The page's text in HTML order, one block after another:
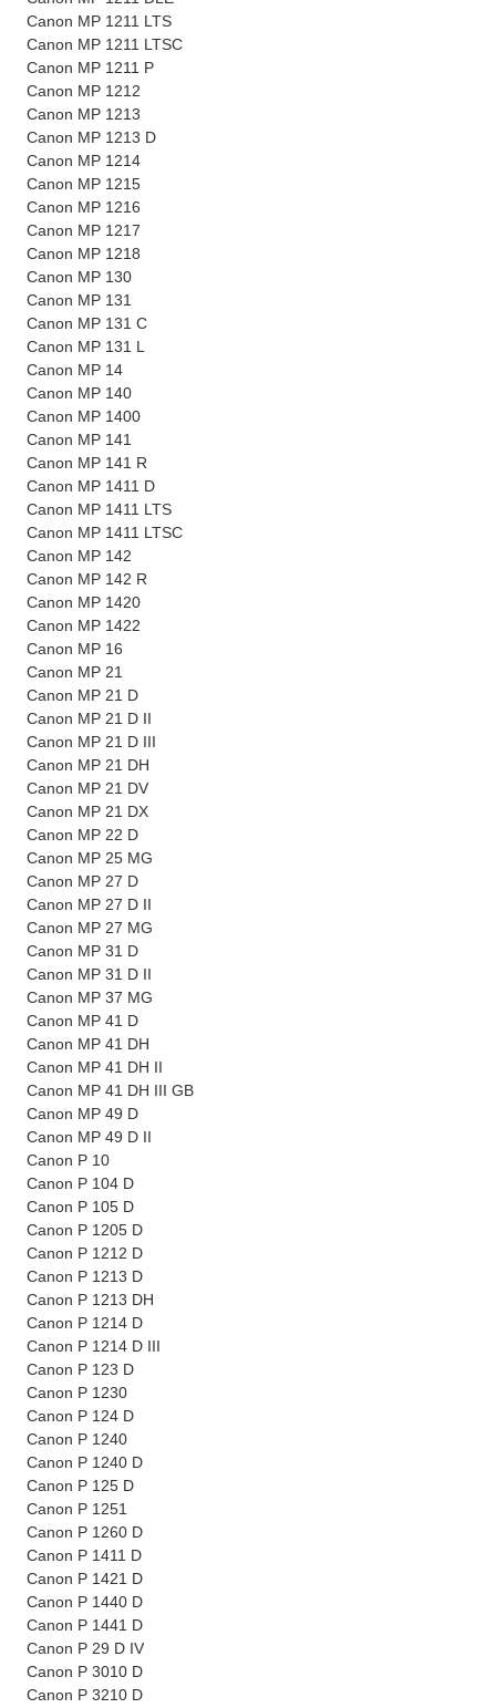
Canon MP 1211 LTS
Canon MP 1211 LTSC
Canon MP 1211 P
Canon MP 1212
Canon MP 1213
Canon MP 1213 D
Canon MP 1214
Canon MP 1215
Canon MP 1216
Canon MP 1217
Canon MP 1218
Canon MP 130
Canon MP 131
Canon MP 131 C
Canon MP 131 L
Canon MP 14
Canon MP 140
Canon MP 1400
Canon MP 141
Canon MP 141 R
Canon MP 1411 D
Canon MP 1411 LTS
Canon MP 1411 LTSC
Canon MP 142
Canon MP 142 R
Canon MP 1420
Canon MP 1422
Canon MP 16
Canon MP 21
Canon MP 21 D
Canon MP 21 D II
Canon MP 21 D III
Canon MP 21 DH
Canon MP 21 DV
Canon MP 21 DX
Canon MP 22 D
Canon MP 25 MG
Canon MP 27 D
Canon MP 27 D II
Canon MP 27 MG
Canon MP 31 D
Canon MP 31 D II
Canon MP 37 MG
Canon MP 41 D
Canon MP 41 DH
Canon MP 41 DH II
Canon MP 41 DH III GB
Canon MP 49 D
Canon MP 49 D II
Canon P 10
Canon P 104 D
Canon P 105 D
Canon P 1205 D
Canon P 1212 D
Canon P 1213 D
Canon P 1213 DH
Canon P 1214 D
Canon P 1214 D III
Canon P 123 D
Canon P 1230
Canon P 124 D
Canon P 1240
Canon P 1240 D
Canon P 125 D
Canon P 1251
Canon P 1260 D
Canon P 1411 D
Canon P 1421 D
Canon P 1440 D
Canon P 1441 D
Canon P 29 D IV
Canon P 3010 D
Canon P 3210 D